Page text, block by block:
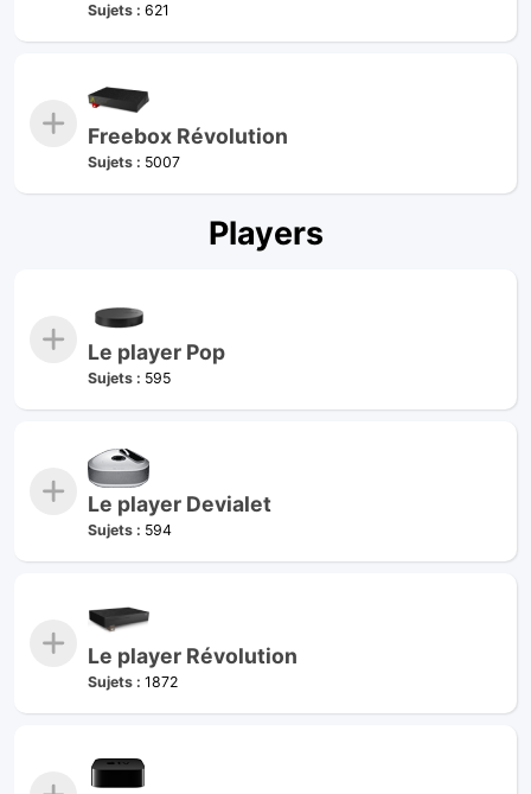
Sujets : 621
Freebox Révolution
Sujets : 5007
Players
Le player Pop
Sujets : 595
Le player Devialet
Sujets : 594
Le player Révolution
Sujets : 1872